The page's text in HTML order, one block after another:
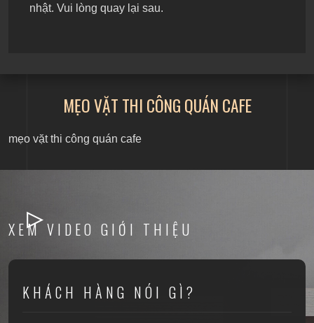
nhật. Vui lòng quay lại sau.
MẸO VẶT THI CÔNG QUÁN CAFE
mẹo vặt thi công quán cafe
XEM VIDEO GIỚI THIỆU
KHÁCH HÀNG NÓI GÌ?